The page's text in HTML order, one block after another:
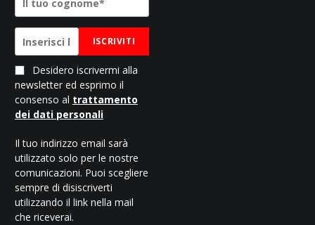
ISCRIVITI
Desidero iscrivermi alla
newsletter ed esprimo il
consenso al trattamento
dei dati personali
Il tuo indirizzo email sarà
utilizzato solo per le nostre
comunicazioni. Puoi scegliere
sempre di disiscriverti
utilizzando il link nella mail
che riceverai.